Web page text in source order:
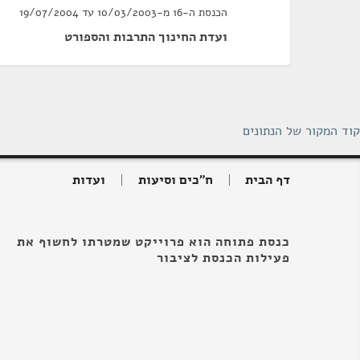
הכנסת ה-16 מ-10/03/2003 עד 19/07/2004
ועדת החינוך התרבות והספורט
קוד המקור של הנתונים
דף הבית ח"כים וסיעות ועדות
כנסת פתוחה הוא פרוייקט שמטרתו לחשוף את
פעילות הכנסת לציבור